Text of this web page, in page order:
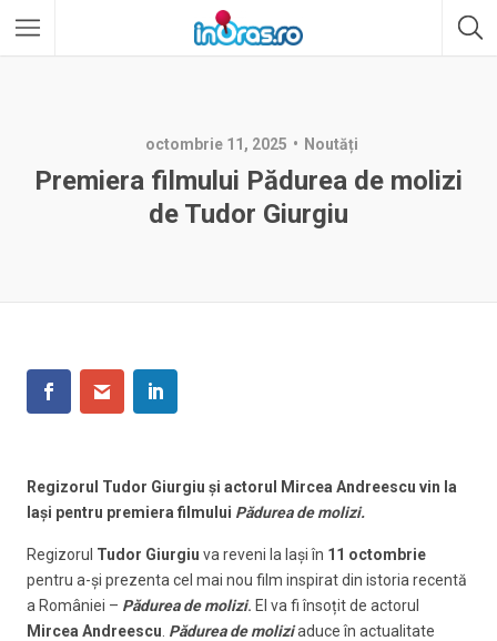
octombrie 11, 2025 Noutăți
Premiera filmului Pădurea de molizi
de Tudor Giurgiu
Regizorul Tudor Giurgiu și actorul Mircea Andreescu vin la
Iași pentru premiera filmului Pădurea de molizi.
Regizorul Tudor Giurgiu va reveni la Iași în 11 octombrie
pentru a-și prezenta cel mai nou film inspirat din istoria recentă
a României – Pădurea de molizi. El va fi însoțit de actorul
Mircea Andreescu Pădurea de moliziaduce în actualitate